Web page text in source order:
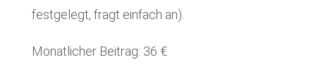
festgelegt, fragt einfach an).
Monatlicher Beitrag: 36 €